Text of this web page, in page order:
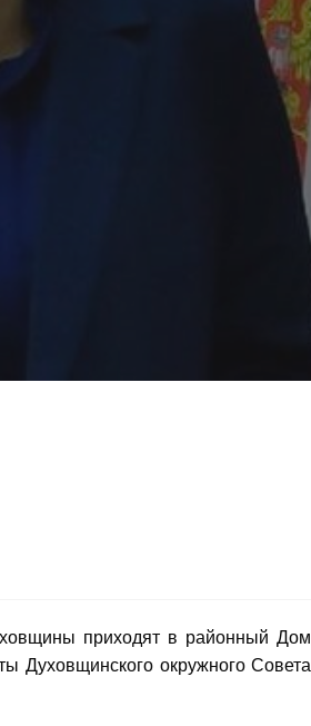
приходят в районный Дом
Духовщинского окружного Совета